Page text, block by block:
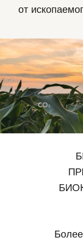
от